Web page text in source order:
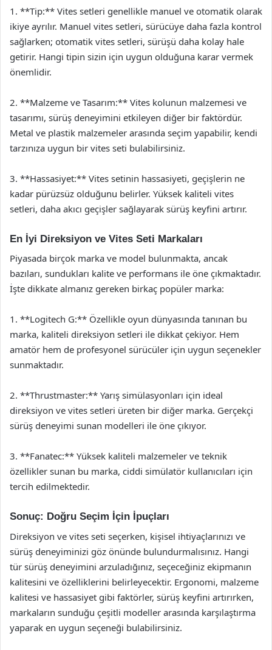
1. **Tip:** Vites setleri genellikle manuel ve otomatik olarak
ikiye ayrılır. Manuel vites setleri, sürücüye daha fazla kontrol
sağlarken; otomatik vites setleri, sürüşü daha kolay hale
getirir. Hangi tipin sizin için uygun olduğuna karar vermek
önemlidir.
2. **Malzeme ve Tasarım:** Vites kolunun malzemesi ve
tasarımı, sürüş deneyimini etkileyen diğer bir faktördür.
Metal ve plastik malzemeler arasında seçim yapabilir, kendi
tarzınıza uygun bir vites seti bulabilirsiniz.
3. **Hassasiyet:** Vites setinin hassasiyeti, geçişlerin ne
kadar pürüzsüz olduğunu belirler. Yüksek kaliteli vites
setleri, daha akıcı geçişler sağlayarak sürüş keyfini artırır.
En İyi Direksiyon ve Vites Seti Markaları
Piyasada birçok marka ve model bulunmakta, ancak
bazıları, sundukları kalite ve performans ile öne çıkmaktadır.
İşte dikkate almanız gereken birkaç popüler marka:
1. **Logitech G:** Özellikle oyun dünyasında tanınan bu
marka, kaliteli direksiyon setleri ile dikkat çekiyor. Hem
amatör hem de profesyonel sürücüler için uygun seçenekler
sunmaktadır.
2. **Thrustmaster:** Yarış simülasyonları için ideal
direksiyon ve vites setleri üreten bir diğer marka. Gerçekçi
sürüş deneyimi sunan modelleri ile öne çıkıyor.
3. **Fanatec:** Yüksek kaliteli malzemeler ve teknik
özellikler sunan bu marka, ciddi simülatör kullanıcıları için
tercih edilmektedir.
Sonuç: Doğru Seçim İçin İpuçları
Direksiyon ve vites seti seçerken, kişisel ihtiyaçlarınızı ve
sürüş deneyiminizi göz önünde bulundurmalısınız. Hangi
tür sürüş deneyimini arzuladığınız, seçeceğiniz ekipmanın
kalitesini ve özelliklerini belirleyecektir. Ergonomi, malzeme
kalitesi ve hassasiyet gibi faktörler, sürüş keyfini artırırken,
markaların sunduğu çeşitli modeller arasında karşılaştırma
yaparak en uygun seçeneği bulabilirsiniz.